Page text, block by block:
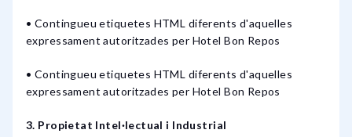
• Contingueu etiquetes HTML diferents d'aquelles
expressament autoritzades per Hotel Bon Repos
• Contingueu etiquetes HTML diferents d'aquelles
expressament autoritzades per Hotel Bon Repos
3. Propietat Intel·lectual i Industrial